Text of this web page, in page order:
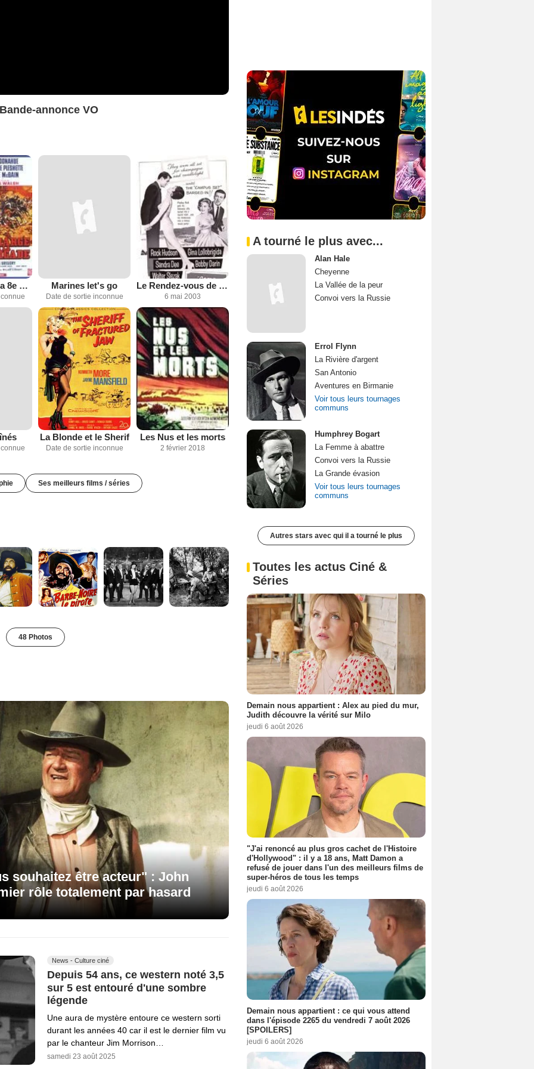
annonce VO
La Charge de la 8e brigade Marines let's go
Date de sortie inconnue
Le Rendez-vous de septembre
6 mai 2003
La Blonde et le Sherif
Date de sortie inconnue
Les Nus et les morts
2 février 2018
Ses meilleurs films / séries
48 Photos
souhaitez être acteur" : John
rôle totalement par hasard
News - Culture ciné
Depuis 54 ans, ce western noté 3,5
sur 5 est entouré d'une sombre
légende
Une aura de mystère entoure ce western sorti
durant les années 40 car il est le dernier film vu
par le chanteur Jim Morrison…
samedi 23 août 2025
A tourné le plus avec...
Alan Hale
Cheyenne
La Vallée de la peur
Convoi vers la Russie
Errol Flynn
La Rivière d'argent
San Antonio
Aventures en Birmanie
Voir tous leurs tournages
communs
Humphrey Bogart
La Femme à abattre
Convoi vers la Russie
La Grande évasion
Voir tous leurs tournages
communs
Autres stars avec qui il a tourné le plus
Toutes les actus Ciné &
Séries
Demain nous appartient : Alex au pied du mur,
Judith découvre la vérité sur Milo
jeudi 6 août 2026
"J'ai renoncé au plus gros cachet de l'Histoire
d'Hollywood" : il y a 18 ans, Matt Damon a
refusé de jouer dans l'un des meilleurs films de
super-héros de tous les temps
jeudi 6 août 2026
Demain nous appartient : ce qui vous attend
dans l'épisode 2265 du vendredi 7 août 2026
[SPOILERS]
jeudi 6 août 2026